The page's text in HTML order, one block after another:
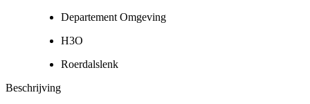
Departement Omgeving
H3O
Roerdalslenk
Beschrijving